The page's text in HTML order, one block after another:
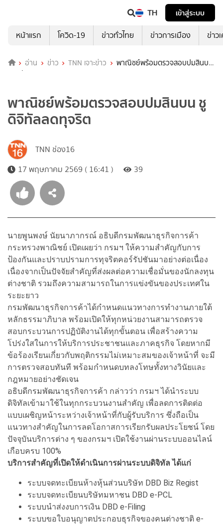
TH
เข้าสู่ระบบ
หน้าแรก
โควิด-19 ข่าวทั่วไทย ข่าวการเมือง ข่าว
อ่าน ข่าว TNN เจาะข่าว
พาณิชย์พร้อมตรวจสอบปมสินบน
ชูดิจิทัลลดทุจริต
พาณิชย์พร้อมตรวจสอบปมสินบน ชู
ดิจิทัลลดทุจริต
TNN ช่อง16
17 พฤษภาคม 2569 ( 16:41 )
39
นายพูนพงษ์ นัยนาภากรณ์ อธิบดีกรมพัฒนาธุรกิจการค้า
กระทรวงพาณิชย์ เปิดเผยว่า กรมฯ ให้ความสำคัญกับการ
ป้องกันและปราบปรามการทุจริตคอร์รัปชันมาอย่างต่อเนื่อง
เนื่องจากเป็นปัจจัยสำคัญที่ส่งผลต่อความเชื่อมั่นของนักลงทุน
ต่างชาติ รวมถึงความสามารถในการแข่งขันของประเทศใน
ระยะยาว
กรมพัฒนาธุรกิจการค้าได้กำหนดแนวทางการทำงานภายใต้
หลักธรรมาภิบาล พร้อมเปิดให้ทุกหน่วยงานสามารถตรวจ
สอบกระบวนการปฏิบัติงานได้ทุกขั้นตอน เพื่อสร้างความ
โปร่งใสในการให้บริการประชาชนและภาคธุรกิจ โดยหากมี
ข้อร้องเรียนเกี่ยวกับพฤติกรรมไม่เหมาะสมของเจ้าหน้าที่ จะมี
การตรวจสอบทันที พร้อมกำหนดบทลงโทษทั้งทางวินัยและ
กฎหมายอย่างชัดเจน
อธิบดีกรมพัฒนาธุรกิจการค้า กล่าวว่า กรมฯ ได้นำระบบ
ดิจิทัลเข้ามาใช้ในทุกกระบวนงานสำคัญ เพื่อลดการติดต่อ
แบบเผชิญหน้าระหว่างเจ้าหน้าที่กับผู้รับบริการ ซึ่งถือเป็น
แนวทางสำคัญในการลดโอกาสการเรียกรับผลประโยชน์ โดย
ปัจจุบันบริการต่าง ๆ ของกรมฯ เปิดใช้งานผ่านระบบออนไลน์
เกือบครบ 100%
บริการสำคัญที่เปิดให้ดำเนินการผ่านระบบดิจิทัล ได้แก่
ระบบจดทะเบียนห้างหุ้นส่วนบริษัท DBD Biz Regist
ระบบจดทะเบียนบริษัทมหาชน DBD e-PCL
ระบบนำส่งงบการเงิน DBD e-Filing
ระบบขอใบอนุญาตประกอบธุรกิจของคนต่างชาติ e-